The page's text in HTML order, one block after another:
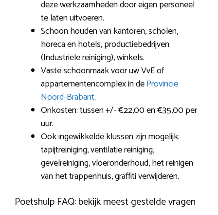
deze werkzaamheden door eigen personeel
te laten uitvoeren.
Schoon houden van kantoren, scholen,
horeca en hotels, productiebedrijven
(Industriële reiniging), winkels.
Vaste schoonmaak voor uw VvE of
appartementencomplex in deProvincie
Noord-Brabant.
Onkosten: tussen +/- €22,00 en €35,00 per
uur.
Ook ingewikkelde klussen zijn mogelijk:
tapijtreiniging, ventilatie reiniging,
gevelreiniging, vloeronderhoud, het reinigen
van het trappenhuis, graffiti verwijderen.
Poetshulp FAQ: bekijk meest gestelde vragen